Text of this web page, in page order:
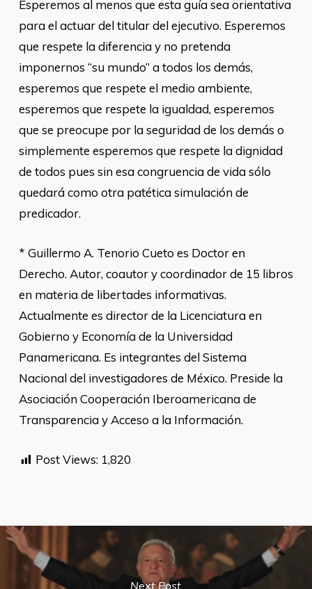
Esperemos al menos que esta guía sea orientativa
para el actuar del titular del ejecutivo. Esperemos
que respete la diferencia y no pretenda
imponernos “su mundo” a todos los demás,
esperemos que respete el medio ambiente,
esperemos que respete la igualdad, esperemos
que se preocupe por la seguridad de los demás o
simplemente esperemos que respete la dignidad
de todos pues sin esa congruencia de vida sólo
quedará como otra patética simulación de
predicador.
* Guillermo A. Tenorio Cueto es Doctor en
Derecho. Autor, coautor y coordinador de 15 libros
en materia de libertades informativas.
Actualmente es director de la Licenciatura en
Gobierno y Economía de la Universidad
Panamericana. Es integrantes del Sistema
Nacional del investigadores de México. Preside la
Asociación Cooperación Iberoamericana de
Transparencia y Acceso a la Información.
Post Views: 1,820
Next Post